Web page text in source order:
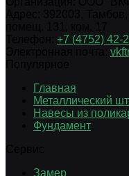
+7 (4752) 42-
Главная
Металлический
Навесы из
Фундамент
Замер